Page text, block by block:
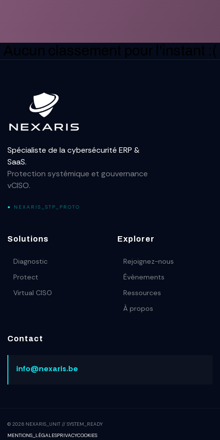
Aucun classement pour l'instant :(
Spécialiste de la cybersécurité ERP &
SaaS.
Protection systémique et gouvernance
vCISO.
● NEXARIS_STP_PROTO
Solutions
Diagnostic
Protect
Virtual CISO
Explorer
Rejoignez-nous
Évènements
Ressources
À propos
Contact
info@nexaris.be
© 2026 NEXARIS_UNIT // SYSTEM_READY
MENTIONS_LÉGALESPRIVACYCOOKIES